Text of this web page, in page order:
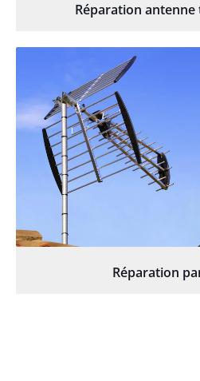
Réparation antenne
Réparation